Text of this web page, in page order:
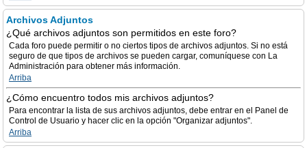
Archivos Adjuntos
¿Qué archivos adjuntos son permitidos en este foro?
Cada foro puede permitir o no ciertos tipos de archivos adjuntos. Si no está
seguro de que tipos de archivos se pueden cargar, comuníquese con La
Administración para obtener más información.
Arriba
¿Cómo encuentro todos mis archivos adjuntos?
Para encontrar la lista de sus archivos adjuntos, debe entrar en el Panel de
Control de Usuario y hacer clic en la opción "Organizar adjuntos".
Arriba